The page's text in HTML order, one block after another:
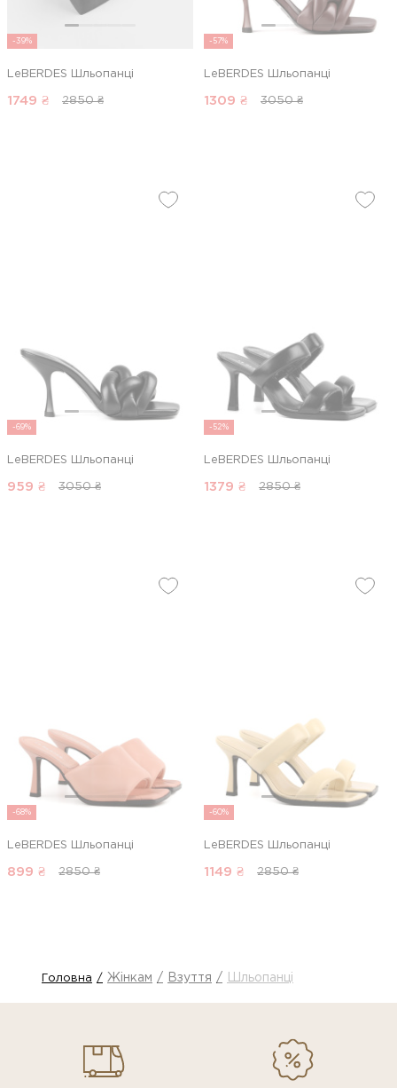
-39%
LeBERDES Шльопанці
1749 ₴ 2850 ₴
-57%
LeBERDES Шльопанці
1309 ₴ 3050 ₴
-69%
LeBERDES Шльопанці
959 ₴ 3050 ₴
-52%
LeBERDES Шльопанці
1379 ₴ 2850 ₴
-68%
LeBERDES Шльопанці
899 ₴ 2850 ₴
-60%
LeBERDES Шльопанці
1149 ₴ 2850 ₴
Головна Жінкам Взуття Шльопанці